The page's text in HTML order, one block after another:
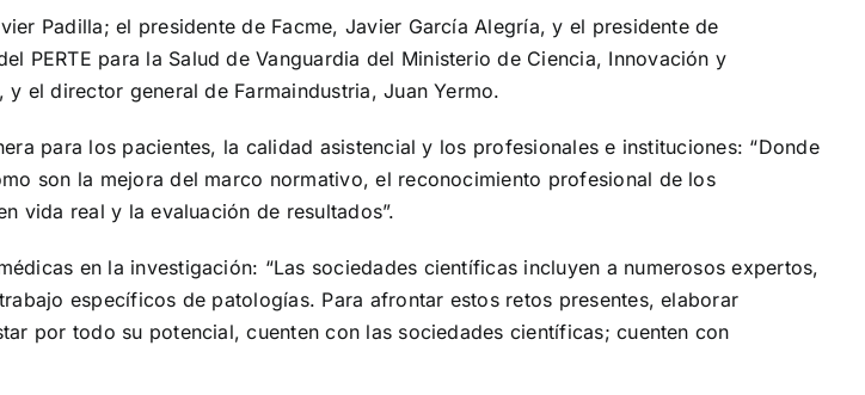
Padilla; el presidente de Facme, Javier García Alegría, y el presidente de
PERTE para la Salud de Vanguardia del Ministerio de Ciencia, Innovación y
el director general de Farmaindustria, Juan Yermo.
para los pacientes, la calidad asistencial y los profesionales e instituciones: “Donde
son la mejora del marco normativo, el reconocimiento profesional de los
vida real y la evaluación de resultados”.
en la investigación: “Las sociedades científicas incluyen a numerosos expertos,
específicos de patologías. Para afrontar estos retos presentes, elaborar
por todo su potencial, cuenten con las sociedades científicas; cuenten con